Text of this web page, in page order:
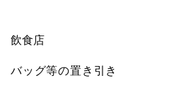
飲食店
バッグ等の置き引き